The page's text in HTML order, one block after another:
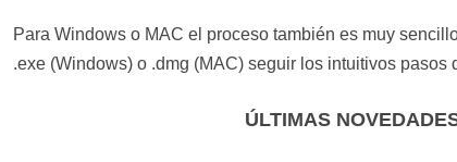
Para Windows o MAC el proceso también es muy
.exe (Windows) o .dmg (MAC) seguir los intuitivos pasos
ÚLTIMAS